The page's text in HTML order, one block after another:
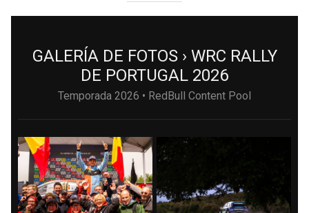
GALERÍA DE FOTOS › WRC RALLY
DE PORTUGAL 2026
Temporada 2026 • RedBull Content Pool